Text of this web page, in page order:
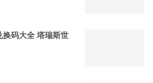
换码大全 塔瑞斯世